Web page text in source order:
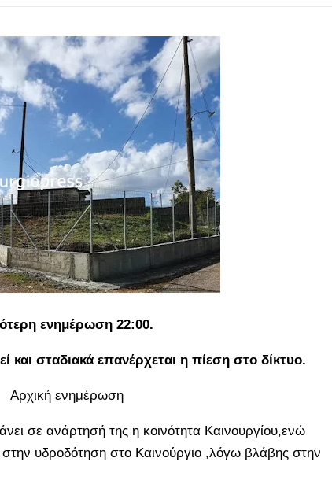
ενημέρωση 22:00.
και σταδιακά επανέρχεται η πίεση στο δίκτυο.
Αρχική ενημέρωση
σε ανάρτησή της η κοινότητα Καινουργίου,ενώ
υδροδότηση στο Καινούργιο ,λόγω βλάβης στην